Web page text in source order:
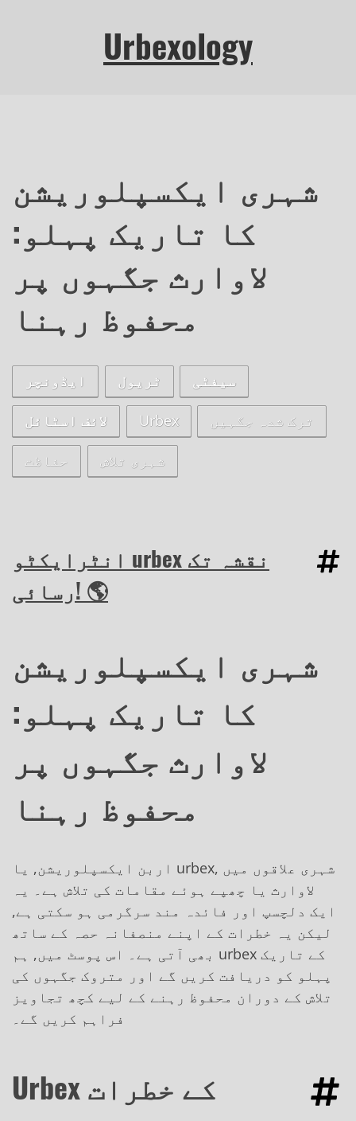
Urbexology
شہری ایکسپلوریشن
کا تاریک پہلو:
لاوارث جگہوں پر
محفوظ رہنا
ایڈونچر ٹریول سیفٹی
لائف اسٹائل Urbex ترک شدہ جگہیں
حفاظت شہری تلاش
انٹرایکٹو urbex نقشہ تک
رسائی! 🌎
شہری ایکسپلوریشن
کا تاریک پہلو:
لاوارث جگہوں پر
محفوظ رہنا
اربن ایکسپلوریشن, یا urbex, شہری علاقوں میں
لاوارث یا چھپے ہوئے مقامات کی تلاش ہے۔ یہ
ایک دلچسپ اور فائدہ مند سرگرمی ہو سکتی ہے,
لیکن یہ خطرات کے اپنے منصفانہ حصہ کے ساتھ
بھی آتی ہے۔ اس پوسٹ میں, ہم urbex کے تاریک
پہلو کو دریافت کریں گے اور متروک جگہوں کی
تلاش کے دوران محفوظ رہنے کے لیے کچھ تجاویز
فراہم کریں گے۔
Urbex کے خطرات